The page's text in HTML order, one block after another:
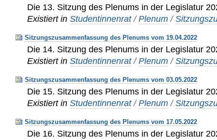
Die 13. Sitzung des Plenums in der Legislatur
Existiert in Studentinnenrat /Plenum /
Sitzungszusammenfassung des Plenums vom 19.04.2022
Die 14. Sitzung des Plenums in der Legislatur
Existiert in Studentinnenrat /Plenum /
Sitzungszusammenfassung des Plenums vom 03.05.2022
Die 15. Sitzung des Plenums in der Legislatur
Existiert in Studentinnenrat /Plenum /
Sitzungszusammenfassung des Plenums vom 17.05.2022
Die 16. Sitzung des Plenums in der Legislatur